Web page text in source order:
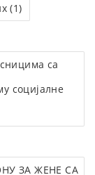
(1)
са
социјалне
ЗА ЖЕНЕ СА